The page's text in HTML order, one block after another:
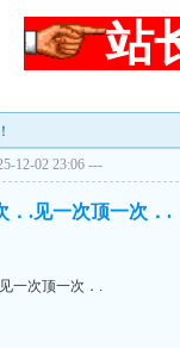
站
12-02 23:06 ---
．.见一次顶一次．.
一次顶一次．.